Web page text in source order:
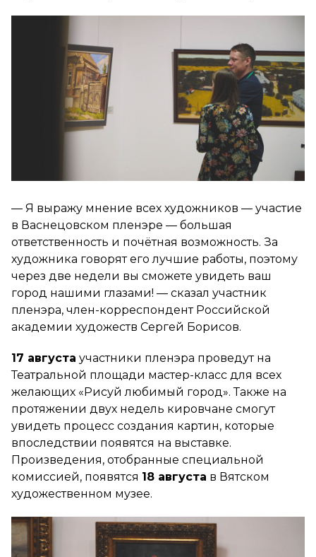
— Я выражу мнение всех художников — участие
в Васнецовском пленэре — большая
ответственность и почётная возможность. За
художника говорят его лучшие работы, поэтому
через две недели вы сможете увидеть ваш
город нашими глазами! — сказал участник
пленэра, член-корреспондент Российской
академии художеств Сергей Борисов.
17 августа участники пленэра проведут на
Театральной площади мастер-класс для всех
желающих «Рисуй любимый город». Также на
протяжении двух недель кировчане смогут
увидеть процесс создания картин, которые
впоследствии появятся на выставке.
Произведения, отобранные специальной
комиссией, появятся 18 августа в Вятском
художественном музее.